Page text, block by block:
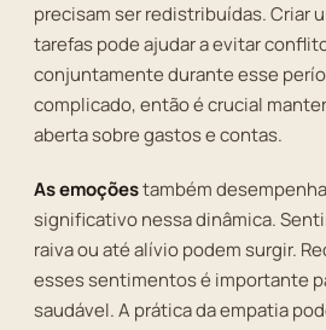
precisam ser redistribuídas. Criar
tarefas pode ajudar a evitar
conjuntamente durante esse
complicado, então é crucial
aberta sobre gastos e contas.
As emoçõestambém
significativo nessa dinâmica.
raiva ou até alívio podem surgir.
esses sentimentos é importante
saudável. A prática da empatia